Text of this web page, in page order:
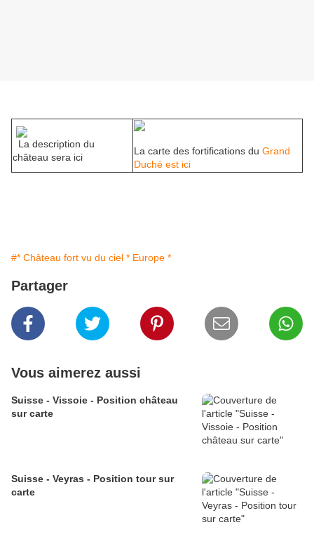
La description du
château sera ici
La carte des fortifications du Grand
Duché est ici
#* Château fort vu du ciel * Europe *
Partager
Vous aimerez aussi
Suisse - Vissoie - Position château
sur carte
Suisse - Veyras - Position tour sur
carte